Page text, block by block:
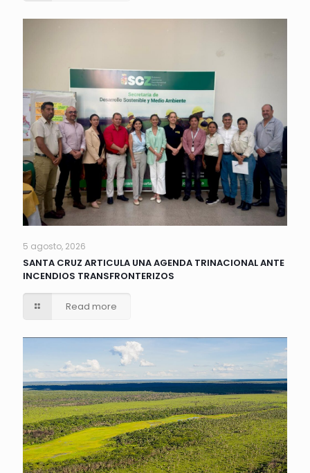
5 agosto, 2026
SANTA CRUZ ARTICULA UNA AGENDA TRINACIONAL ANTE
INCENDIOS TRANSFRONTERIZOS
Read more